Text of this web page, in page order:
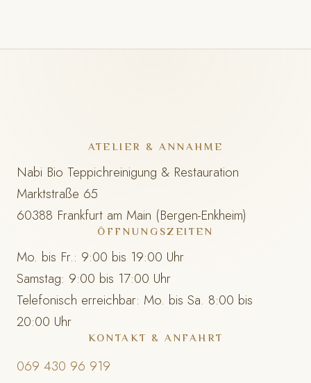
ATELIER & ANNAHME
Nabi Bio Teppichreinigung & Restauration
Marktstraße 65
60388 Frankfurt am Main (Bergen-Enkheim)
ÖFFNUNGSZEITEN
Mo. bis Fr.: 9:00 bis 19:00 Uhr
Samstag: 9:00 bis 17:00 Uhr
Telefonisch erreichbar: Mo. bis Sa. 8:00 bis
20:00 Uhr
KONTAKT & ANFAHRT
069 430 96 919